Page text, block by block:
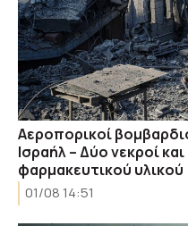
Αεροπορικοί
Ισραήλ – Δύο νεκροί
φαρμακευτικού υλικού
01/08 14:51